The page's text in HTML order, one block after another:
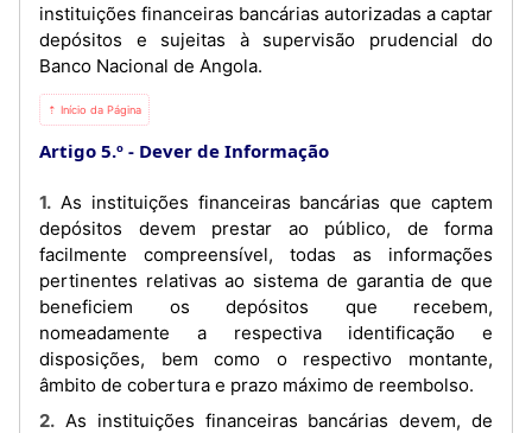
instituições financeiras bancárias autorizadas a captar
depósitos e sujeitas à supervisão prudencial do
Banco Nacional de Angola.
⇡ Início da Página
Artigo 5.º Dever de Informação
1. As instituições financeiras bancárias que captem
depósitos devem prestar ao público, de forma
facilmente compreensível, todas as informações
pertinentes relativas ao sistema de garantia de que
beneficiem os depósitos que recebem,
nomeadamente a respectiva identificação e
disposições, bem como o respectivo montante,
âmbito de cobertura e prazo máximo de reembolso.
2. As instituições financeiras bancárias devem, de